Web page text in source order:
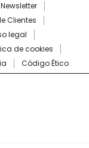
Newsletter
Clientes
legal
de cookies
Código Ético